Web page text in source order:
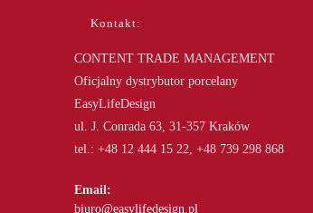
Kontakt:
CONTENT TRADE MANAGEMENT
Oficjalny dystrybutor porcelany
EasyLifeDesign
ul. J. Conrada 63, 31-357 Kraków
tel.: +48 12 444 15 22, +48 739 298 868
Email:
biuro@easylifedesign.pl